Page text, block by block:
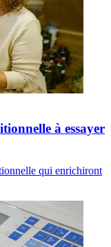
à essayer
qui enrichiront